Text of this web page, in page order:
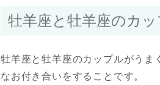
牡羊座と牡羊座のカ
牡羊座と牡羊座のカップルがうま
なお付き合いをすることです。